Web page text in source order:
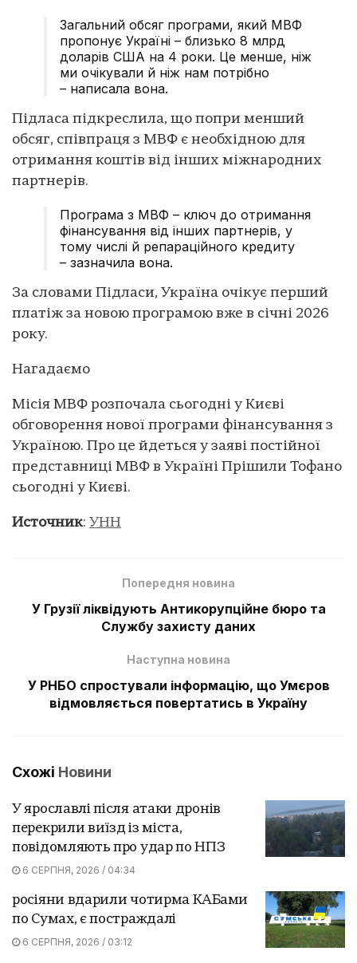
Загальний обсяг програми, який МВФ
пропонує Україні – близько 8 млрд
доларів США на 4 роки. Це менше, ніж
ми очікували й ніж нам потрібно
– написала вона.
Підласа підкреслила, що попри менший
обсяг, співпраця з МВФ є необхідною для
отримання коштів від інших міжнародних
партнерів.
Програма з МВФ – ключ до отримання
фінансування від інших партнерів, у
тому числі й репараційного кредиту
– зазначила вона.
За словами Підласи, Україна очікує перший
платіж за новою програмою вже в січні 2026
року.
Нагадаємо
Місія МВФ розпочала сьогодні у Києві
обговорення нової програми фінансування з
Україною. Про це йдеться у заяві постійної
представниці МВФ в Україні Прішили Тофано
сьогодні у Києві.
Источник: УНН
Попередня новина
У Грузії ліквідують Антикорупційне бюро та
Службу захисту даних
Наступна новина
У РНБО спростували інформацію, що Умєров
відмовляється повертатись в Україну
Схожі Новини
У ярославлі після атаки дронів
перекрили виїзд із міста,
повідомляють про удар по НПЗ
6 СЕРПНЯ, 2026 / 04:34
росіяни вдарили чотирма КАБами
по Сумах, є постраждалі
6 СЕРПНЯ, 2026 / 03:12